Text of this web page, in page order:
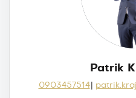
Patrik
0903457514